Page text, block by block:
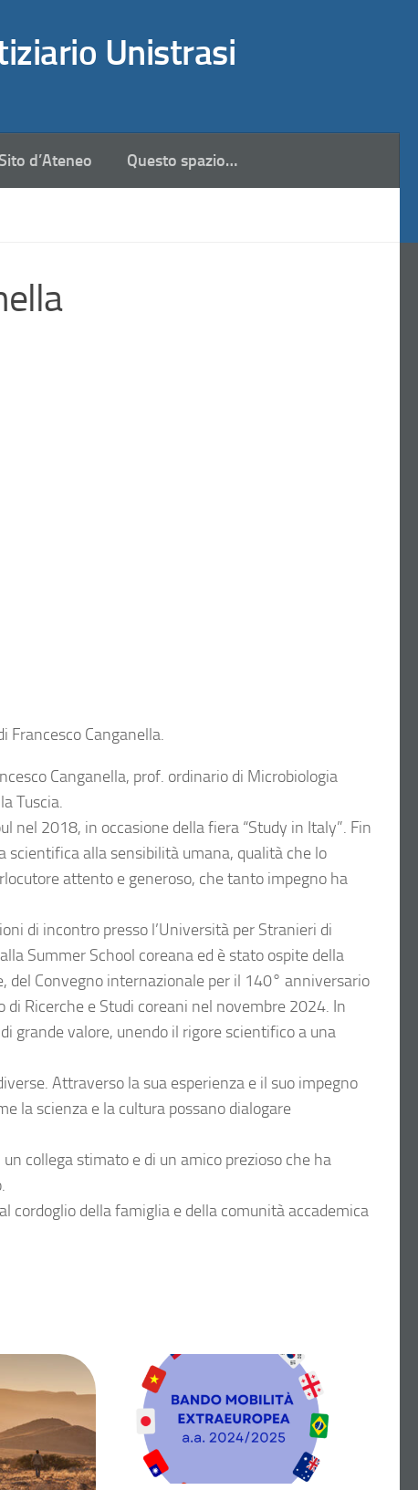
Unistrasi
d’Ateneo Questo spazio…
Francesco Canganella.
Canganella, prof. ordinario di Microbiologia
Tuscia.
nel 2018, in occasione della fiera “Study in Italy”. Fin
scientifica alla sensibilità umana, qualità che lo
attento e generoso, che tanto impegno ha
di incontro presso l’Università per Stranieri di
Summer School coreana ed è stato ospite della
del Convegno internazionale per il 140° anniversario
Ricerche e Studi coreani nel novembre 2024. In
grande valore, unendo il rigore scientifico a una
Attraverso la sua esperienza e il suo impegno
la scienza e la cultura possano dialogare
collega stimato e di un amico prezioso che ha
cordoglio della famiglia e della comunità accademica